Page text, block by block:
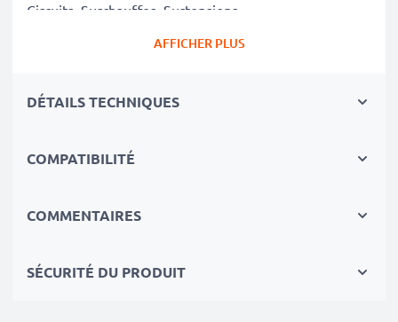
Circuits, Surchauffes, Surtensions
Les batteries sont testées et contrôlées
d'origine Samsung EB-BT800FBU
Données techniques:
Capacité: 7900mAh
Type de cellule: Lithium Polymère
AFFICHER PLUS
DÉTAILS TECHNIQUES
COMPATIBILITÉ
COMMENTAIRES
SÉCURITÉ DU PRODUIT